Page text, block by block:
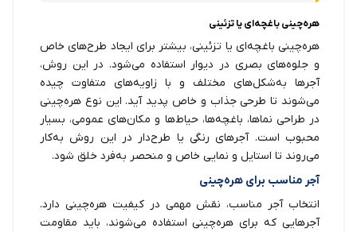
هره‌چینی باغچه‌ای یا تزئینی
هره‌چینی باغچه‌ای یا تزئینی، بیشتر برای ایجاد طرح‌های خاص
و جلوه‌های بصری در دیوار استفاده می‌شود. در این روش،
آجرها به‌شکل‌های مختلف و با زاویه‌های متفاوت چیده
می‌شوند تا طرحی جذاب و خاص پدید آید. این نوع هره‌چینی
در طراحی نماها، باغچه‌ها، حیاط‌ها و مکان‌های عمومی، بسیار
محبوب است. آجرهای رنگی یا طرح‌دار در این روش به‌کار
می‌روند تا استایل و نمایی خاص و منحصر به‌فرد خلق شود.
آجر مناسب برای هره‌چینی
انتخاب آجر مناسب، نقش مهمی در کیفیت هره‌چینی دارد.
آجرهایی که برای هره‌چینی استفاده می‌شوند، باید مقاومت